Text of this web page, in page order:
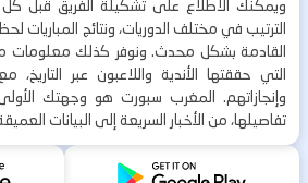
ويمكنك الاطلاع على تشكيلة الفريق قبل كل
الترتيب في مختلف الدوريات، ونتائج المباريات
القادمة بشكل محدث. ونوفر كذلك معلومات
التي حققتها الأندية واللاعبون عبر
وإنجازاتهم. المغرب سبورت هو وجهتك
تفاصيلها، من الأخبار السريعة إلى البيانات